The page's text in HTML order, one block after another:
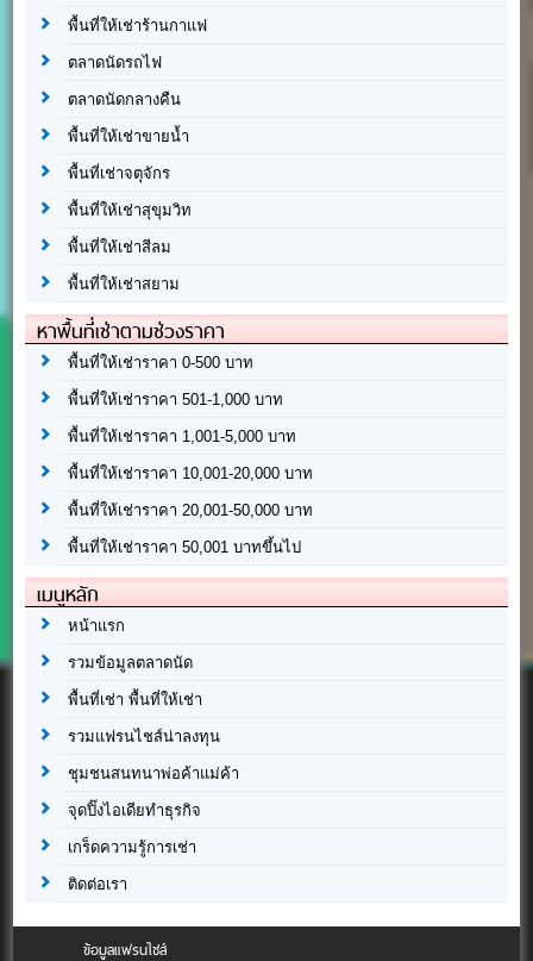
พื้นที่ให้เช่าร้านกาแฟ
ตลาดนัดรถไฟ
ตลาดนัดกลางคืน
พื้นที่ให้เช่าขายน้ำ
พื้นที่เช่าจตุจักร
พื้นที่ให้เช่าสุขุมวิท
พื้นที่ให้เช่าสีลม
พื้นที่ให้เช่าสยาม
หาพื้นที่เช่าตามช่วงราคา
พื้นที่ให้เช่าราคา 0-500 บาท
พื้นที่ให้เช่าราคา 501-1,000 บาท
พื้นที่ให้เช่าราคา 1,001-5,000 บาท
พื้นที่ให้เช่าราคา 10,001-20,000 บาท
พื้นที่ให้เช่าราคา 20,001-50,000 บาท
พื้นที่ให้เช่าราคา 50,001 บาทขึ้นไป
เมนูหลัก
หน้าแรก
รวมข้อมูลตลาดนัด
พื้นที่เช่า พื้นที่ให้เช่า
รวมแฟรนไชส์น่าลงทุน
ชุมชนสนทนาพ่อค้าแม่ค้า
จุดปิ๊งไอเดียทำธุรกิจ
เกร็ดความรู้การเช่า
ติดต่อเรา
ข้อมูลแฟรนไชส์